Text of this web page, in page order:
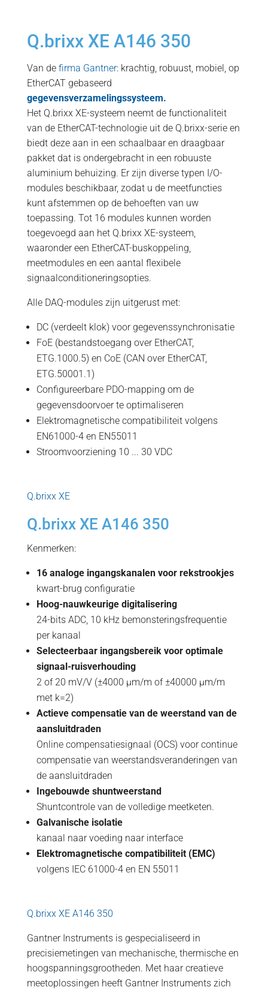
Q.brixx XE A146 350
Van de firma Gantner: krachtig, robuust, mobiel, op
EtherCAT gebaseerd
gegevensverzamelingssysteem.
Het Q.brixx XE-systeem neemt de functionaliteit
van de EtherCAT-technologie uit de Q.brixx-serie en
biedt deze aan in een schaalbaar en draagbaar
pakket dat is ondergebracht in een robuuste
aluminium behuizing. Er zijn diverse typen I/O-
modules beschikbaar, zodat u de meetfuncties
kunt afstemmen op de behoeften van uw
toepassing. Tot 16 modules kunnen worden
toegevoegd aan het Q.brixx XE-systeem,
waaronder een EtherCAT-buskoppeling,
meetmodules en een aantal flexibele
signaalconditioneringsopties.
Alle DAQ-modules zijn uitgerust met:
DC (verdeelt klok) voor gegevenssynchronisatie
FoE (bestandstoegang over EtherCAT,
ETG.1000.5) en CoE (CAN over EtherCAT,
ETG.50001.1)
Configureerbare PDO-mapping om de
gegevensdoorvoer te optimaliseren
Elektromagnetische compatibiliteit volgens
EN61000-4 en EN55011
Stroomvoorziening 10 ... 30 VDC
Q.brixx XE
Q.brixx XE A146 350
Kenmerken:
16 analoge ingangskanalen voor rekstrookjes
kwart-brug configuratie
Hoog-nauwkeurige digitalisering
24-bits ADC, 10 kHz bemonsteringsfrequentie
per kanaal
Selecteerbaar ingangsbereik voor optimale
signaal-ruisverhouding
2 of 20 mV/V (±4000 µm/m of ±40000 µm/m
met k=2)
Actieve compensatie van de weerstand van de
aansluitdraden
Online compensatiesignaal (OCS) voor continue
compensatie van weerstandsveranderingen van
de aansluitdraden
Ingebouwde shuntweerstand
Shuntcontrole van de volledige meetketen.
Galvanische isolatie
kanaal naar voeding naar interface
Elektromagnetische compatibiliteit (EMC)
volgens IEC 61000-4 en EN 55011
Q.brixx XE A146 350
Gantner Instruments is gespecialiseerd in
precisiemetingen van mechanische, thermische en
hoogspanningsgrootheden. Met haar creatieve
meetoplossingen heeft Gantner Instruments zich